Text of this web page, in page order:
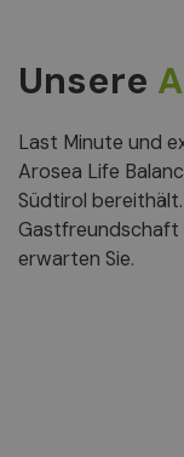
Unsere
Last Minute und
Arosea Life
Südtirol
Gastfreundschaft
erwarten Sie.